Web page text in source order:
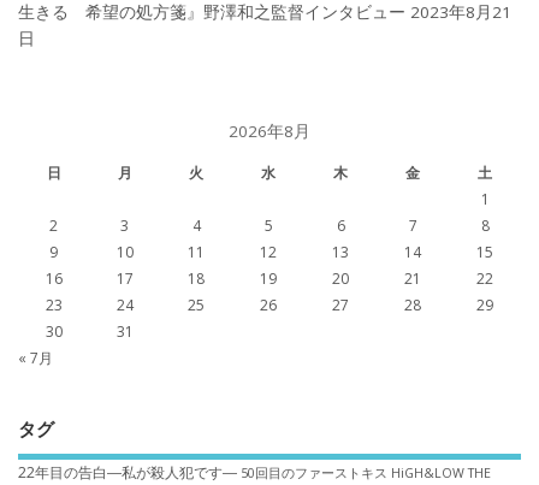
生きる 希望の処方箋』野澤和之監督インタビュー 2023年8月21
日
2026年8月
日 月 火 水 木 金
土
1
2
3 4 5 6 7
8
9
10 11 12 13 14
15
16
17 18 19 20 21
22
23
24 25 26 27 28
29
30
31
« 7月
タグ
22年目の告白―私が殺人犯です― 50回目のファーストキス HiGH&LOW THE